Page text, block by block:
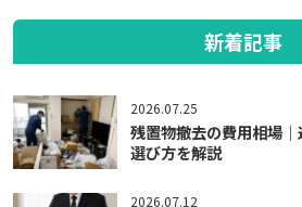
新着記事
2026.07.25
残置物撤去の費用相場
選び方を解説
2026.07.12